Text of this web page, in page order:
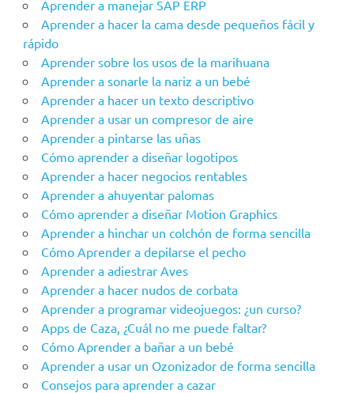
Aprender a manejar SAP ERP
Aprender a hacer la cama desde pequeños fácil y
rápido
Aprender sobre los usos de la marihuana
Aprender a sonarle la nariz a un bebé
Aprender a hacer un texto descriptivo
Aprender a usar un compresor de aire
Aprender a pintarse las uñas
Cómo aprender a diseñar logotipos
Aprender a hacer negocios rentables
Aprender a ahuyentar palomas
Cómo aprender a diseñar Motion Graphics
Aprender a hinchar un colchón de forma sencilla
Cómo Aprender a depilarse el pecho
Aprender a adiestrar Aves
Aprender a hacer nudos de corbata
Aprender a programar videojuegos: ¿un curso?
Apps de Caza, ¿Cuál no me puede faltar?
Cómo Aprender a bañar a un bebé
Aprender a usar un Ozonizador de forma sencilla
Consejos para aprender a cazar